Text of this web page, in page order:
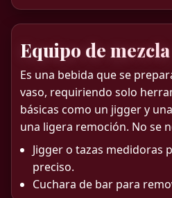
Equipo de mezcla
Es una bebida que se
vaso, requiriendo solo
básicas como un jigger y
una ligera remoción. No se
Jigger o tazas medidoras
preciso.
Cuchara de bar para